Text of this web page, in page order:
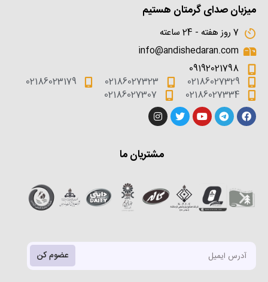
میزبان صدای گرمتان هستیم
7 روز هفته - 24 ساعته
info@andishedaran.com
09192021798
02186027329
02186027323
02186023179
02186027334
02186027307
مشتریان ما
عضوم کن